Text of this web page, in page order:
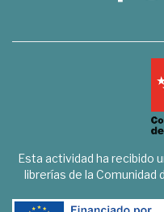
Esta actividad ha recibido
librerías de la Comunidad